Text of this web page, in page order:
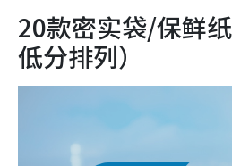
20款密实袋/保鲜
低分排列）